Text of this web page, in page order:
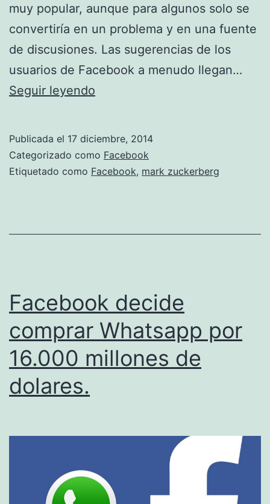
muy popular, aunque para algunos solo se
convertiría en un problema y en una fuente
de discusiones. Las sugerencias de los
usuarios de Facebook a menudo llegan…
Seguir leyendo
descarta
la
botón
gusta”
Publicada el 17 diciembre, 2014
Categorizado como Facebook
Etiquetado como Facebook, mark zuckerberg
Facebook decide
comprar Whatsapp por
16.000 millones de
dolares.